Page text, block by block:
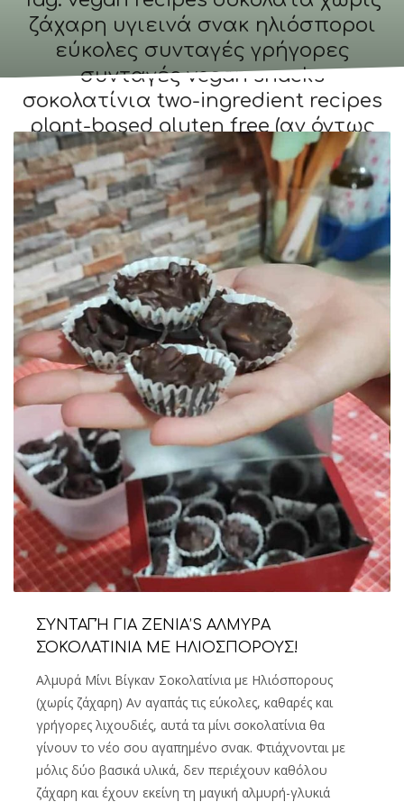
ζάχαρη υγιεινά σνακ ηλιόσποροι
εύκολες συνταγές γρήγορες
συνταγές vegan snacks
σοκολατίνια two-ingredient recipes
plant-based gluten free (αν όντως
είναι
ΣΥΝΤΑΓΉ ΓΙΑ ZENIA’S ΑΛΜΥΡΑ
ΣΟΚΟΛΑΤΙΝΙΑ ΜΕ ΗΛΙΟΣΠΟΡΟΥΣ!
Αλμυρά Μίνι Βίγκαν Σοκολατίνια με Ηλιόσπορους
(χωρίς ζάχαρη) Αν αγαπάς τις εύκολες, καθαρές και
γρήγορες λιχουδιές, αυτά τα μίνι σοκολατίνια θα
γίνουν το νέο σου αγαπημένο σνακ. Φτιάχνονται με
μόλις δύο βασικά υλικά, δεν περιέχουν καθόλου
ζάχαρη και έχουν εκείνη τη μαγική αλμυρή-γλυκιά